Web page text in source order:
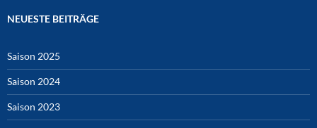
NEUESTE BEITRÄGE
Saison 2025
Saison 2024
Saison 2023